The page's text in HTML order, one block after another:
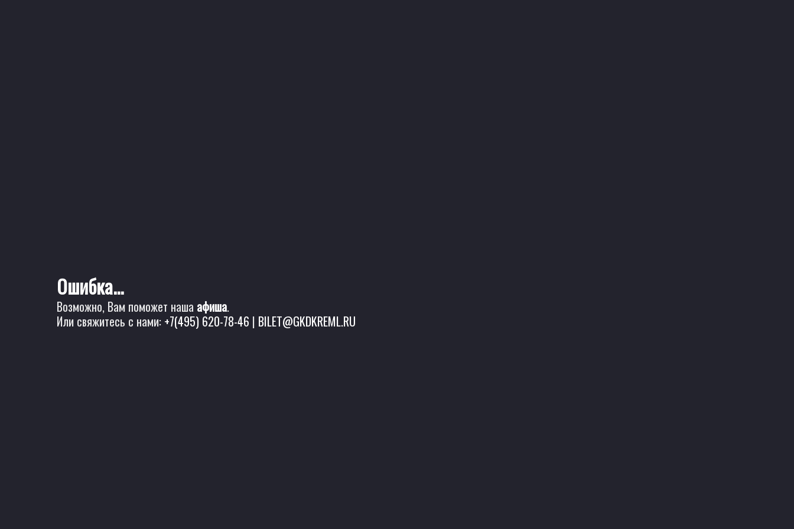
Ошибка...
Возможно, Вам поможет наша афиша.
Или свяжитесь с нами: +7(495) 620-78-46 | BILET@GKDKREML.RU